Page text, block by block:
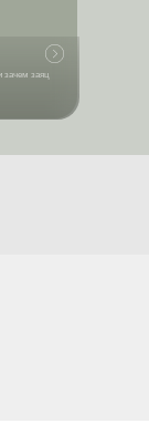
зачем заяц